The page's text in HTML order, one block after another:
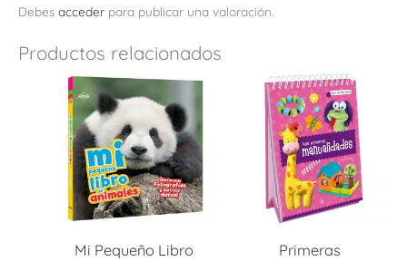
Debes acceder para publicar una valoración.
Productos relacionados
Mi Pequeño Libro
Primeras